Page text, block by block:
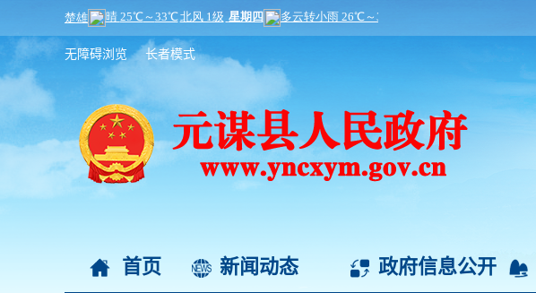
无障碍浏览 长者模式
首页 新闻动态 政府信息公开